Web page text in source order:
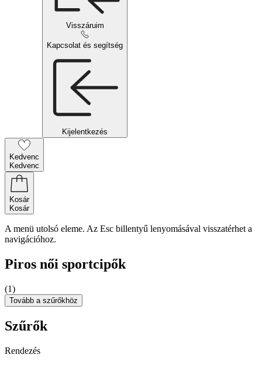
Visszáruim
Kapcsolat és segítség
Kijelentkezés
Kedvenc
Kedvenc
Kosár
Kosár
A menü utolsó eleme. Az Esc billentyű lenyomásával visszatérhet a
navigációhoz.
Piros női sportcipők
(1)
Tovább a szűrőkhöz
Szűrők
Rendezés